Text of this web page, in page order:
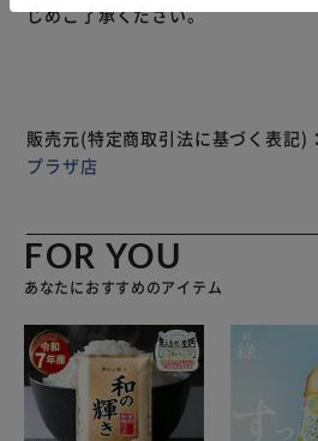
じめご了承ください。
販売元(特定商取引法に基づく表記)：
プラザ店
FOR YOU
あなたにおすすめのアイテム